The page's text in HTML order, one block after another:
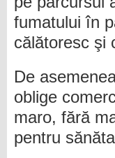
fumatului în
călătoresc şi
De
oblige
maro, fără
pentru